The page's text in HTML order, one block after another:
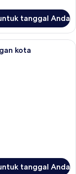
tanggal Anda
1 kamar tidur,
kota
tanggal Anda